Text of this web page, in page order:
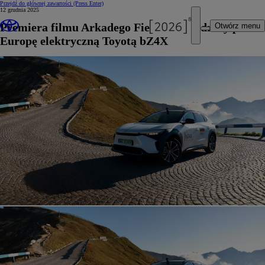
Przejdź do głównej zawartości (Press Enter)
Otwórz menu
12 grudnia 2025
Premiera filmu Arkadego Fiedlera o podróży przez
Europę elektryczną Toyotą bZ4X